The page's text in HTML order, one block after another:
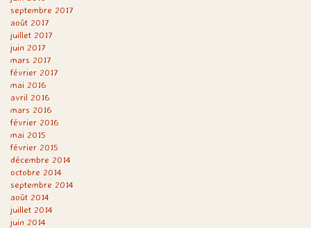
septembre 2017
août 2017
juillet 2017
juin 2017
mars 2017
février 2017
mai 2016
avril 2016
mars 2016
février 2016
mai 2015
février 2015
décembre 2014
octobre 2014
septembre 2014
août 2014
juillet 2014
juin 2014